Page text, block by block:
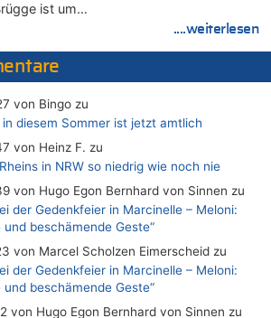
ist um…
....weiterlesen
von Bingo zu
diesem Sommer ist jetzt amtlich
von Heinz F. zu
in NRW so niedrig wie noch nie
von Hugo Egon Bernhard von Sinnen zu
der Gedenkfeier in Marcinelle – Meloni:
beschämende Geste“
von Marcel Scholzen Eimerscheid zu
der Gedenkfeier in Marcinelle – Meloni:
beschämende Geste“
von Hugo Egon Bernhard von Sinnen zu